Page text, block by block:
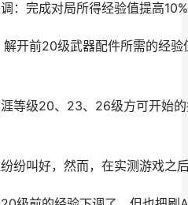
：完成对局所得经验值提高
开前20级武器配件所需的经
等级20、23、26级方可开始
纷叫好，然而，在实测游戏之